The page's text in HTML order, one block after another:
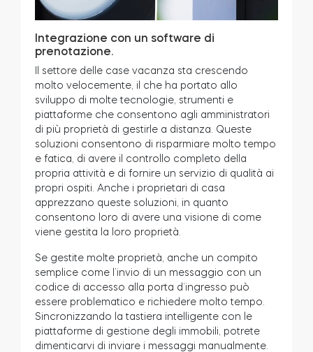
Integrazione con un software di
prenotazione.
Il settore delle case vacanza sta crescendo
molto velocemente, il che ha portato allo
sviluppo di molte tecnologie, strumenti e
piattaforme che consentono agli amministratori
di più proprietà di gestirle a distanza. Queste
soluzioni consentono di risparmiare molto tempo
e fatica, di avere il controllo completo della
propria attività e di fornire un servizio di qualità ai
propri ospiti. Anche i proprietari di casa
apprezzano queste soluzioni, in quanto
consentono loro di avere una visione di come
viene gestita la loro proprietà.
Se gestite molte proprietà, anche un compito
semplice come l’invio di un messaggio con un
codice di accesso alla porta d’ingresso può
essere problematico e richiedere molto tempo.
Sincronizzando la tastiera intelligente con le
piattaforme di gestione degli immobili, potrete
dimenticarvi di inviare i messaggi manualmente.